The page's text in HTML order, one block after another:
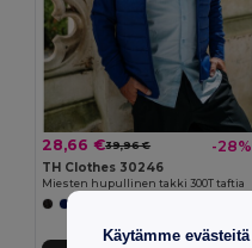
28,66 €39,96 € -28%
TH Clothes 30246
Miesten hupullinen takki 300T taftia
Käytämme evästeitä